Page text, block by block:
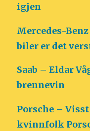
igjen
Mercedes-
biler er det
Saab – Eldar
brennevin
Porsche –
kvinnfolk